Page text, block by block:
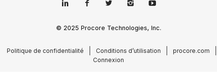
© 2025 Procore Technologies, Inc.
Politique de confidentialité Conditions d’utilisation
procore.com
Connexion